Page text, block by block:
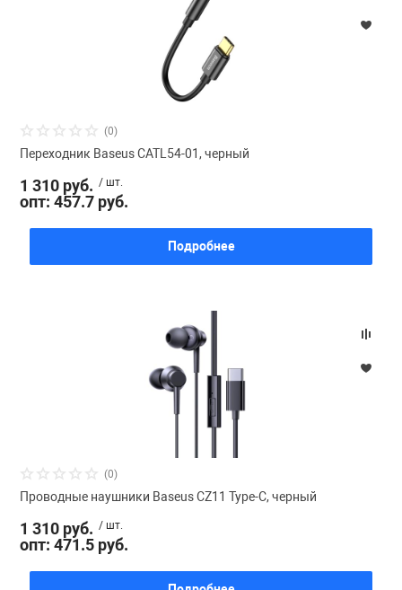
(0)
Переходник Baseus CATL54-01, черный
1 310 руб. / шт.
опт: 457.7 руб.
Подробнее
(0)
Проводные наушники Baseus CZ11 Type-C, черный
1 310 руб. / шт.
опт: 471.5 руб.